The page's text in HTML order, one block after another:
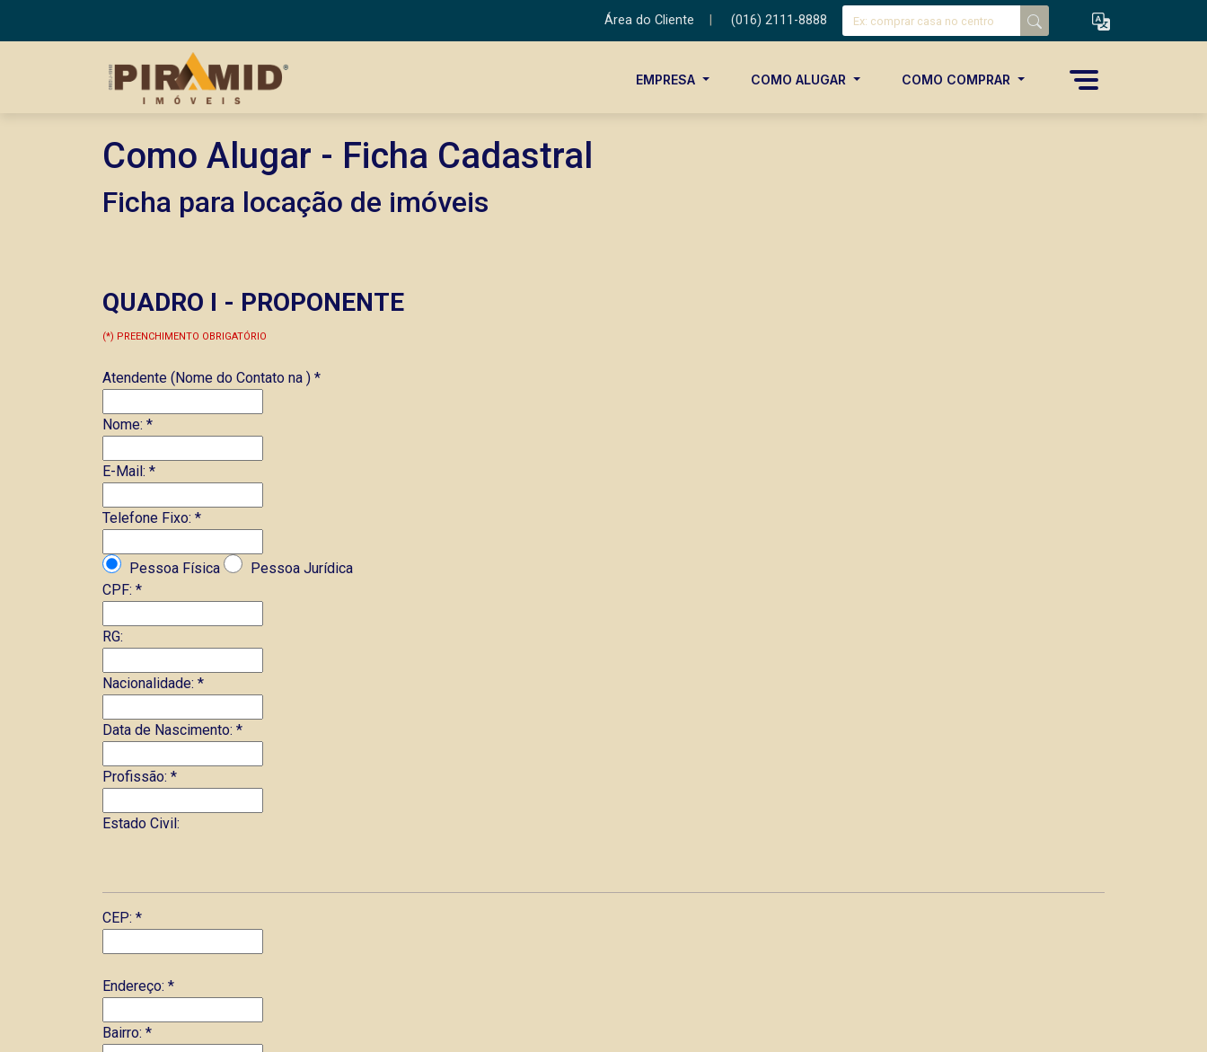
Área do Cliente (016) 2111-8888
EMPRESA COMO ALUGAR COMO COMPRAR
Como Alugar - Ficha Cadastral
Ficha para locação de imóveis
QUADRO I - PROPONENTE
(*) PREENCHIMENTO OBRIGATÓRIO
Atendente (Nome do Contato na ) *
Nome: *
E-Mail: *
Telefone Fixo: *
Pessoa Física
Pessoa Jurídica
CPF: *
RG:
Nacionalidade: *
Data de Nascimento: *
Profissão: *
Estado Civil:
CEP: *
Endereço: *
Bairro: *